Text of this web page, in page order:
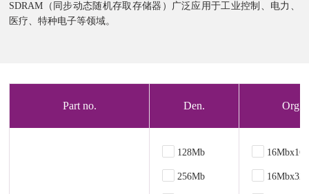
SDRAM（同步动态随机存取存储器）广泛应用于工业控制、电力、
医疗、特种电子等领域。
Part no. Den. Org.
128Mb
256Mb
16Mbx16
16Mbx32